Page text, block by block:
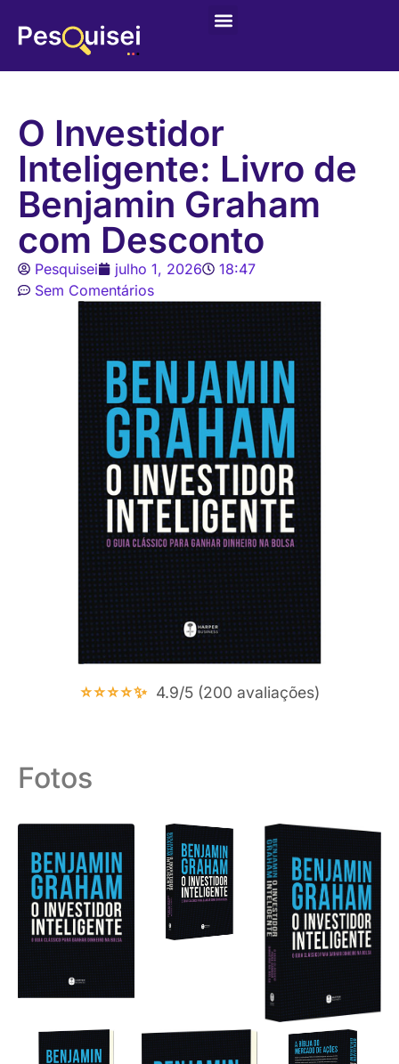
O Investidor
Inteligente: Livro de
Benjamin Graham
com Desconto
Pesquisei julho 1, 2026
18:47
Sem Comentários
⭐⭐⭐⭐✨ 4.9/5 (200 avaliações)
Fotos